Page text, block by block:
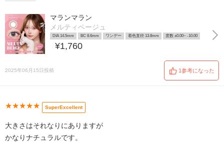
マランマラン
メルティベージュ
DIA 14.5mm BC 8.6mm ワンデー 着色直径 13.8mm 度数 ±0.00~ -10.00
¥1,760
2025年06月15日投稿 1参考になった
★★★★★ SuperExcellent
大きさはそれなりにありますが
かなりナチュラルです。